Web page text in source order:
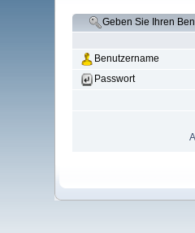
Geben Sie Ihren
Benutzername
Passwort